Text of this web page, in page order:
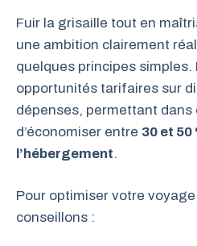
Fuir la grisaille tout en
une ambition clairement
quelques principes
opportunités tarifaires sur
dépenses, permettant dans
d’économiser entre 30 et 50
l’hébergement.
Pour optimiser votre
conseillons :